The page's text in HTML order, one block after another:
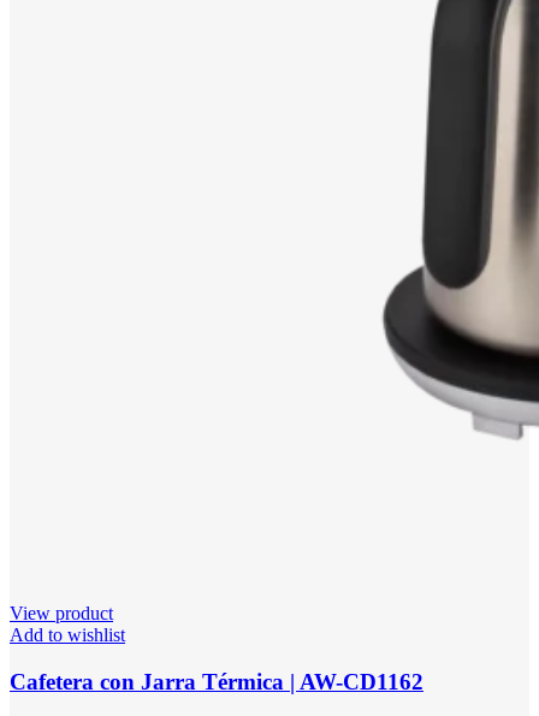
View product
Add to wishlist
Cafetera con Jarra Térmica | AW-CD1162